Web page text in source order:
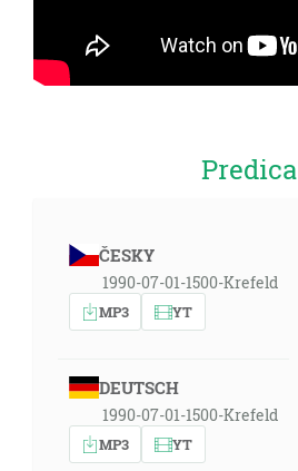
Predica
ČESKY
1990-07-01-1500-Krefeld
MP3 YT
DEUTSCH
1990-07-01-1500-Krefeld
MP3 YT